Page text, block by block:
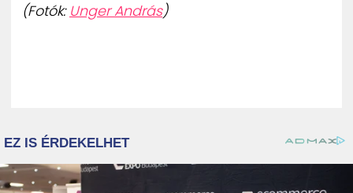
(Fotók: Unger András)